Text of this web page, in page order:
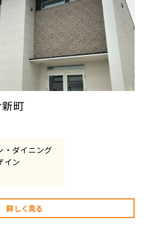
町
・ダイニング
イン
詳しく見る